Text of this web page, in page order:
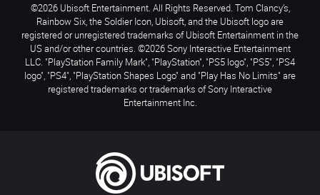
©2026 Ubisoft Entertainment. All Rights Reserved. Tom Clancy’s,
Rainbow Six, the Soldier Icon, Ubisoft, and the Ubisoft logo are
registered or unregistered trademarks of Ubisoft Entertainment in the
US and/or other countries. ©2026 Sony Interactive Entertainment
LLC. "PlayStation Family Mark", "PlayStation", "PS5 logo", "PS5", "PS4
logo", "PS4", "PlayStation Shapes Logo" and "Play Has No Limits" are
registered trademarks or trademarks of Sony Interactive
Entertainment Inc.